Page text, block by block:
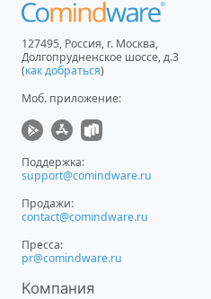
127495, Россия, г. Москва,
Долгопрудненское шоссе, д.3
(как добраться)
Моб. приложение:
Поддержка:
support@comindware.ru
Продажи:
contact@comindware.ru
Пресса:
pr@comindware.ru
Компания